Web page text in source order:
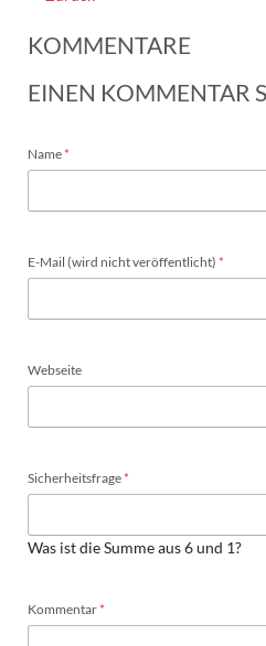
KOMMENTARE
EINEN KOMMENTAR
Pflichtfeld
Name*
Pflichtfeld
E-Mail (wird nicht veröffentlicht) *
Webseite
Pflichtfeld
Sicherheitsfrage*
Was ist die Summe aus 6 und 1?
Pflichtfeld
Kommentar*